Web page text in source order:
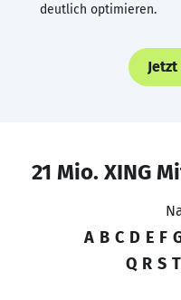
deutlich optimieren.
21 Mio. XING
A B C D E F
Q R S T